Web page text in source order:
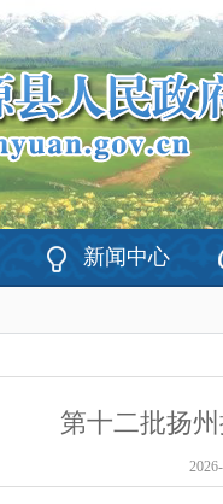
新闻中心
第十二批扬